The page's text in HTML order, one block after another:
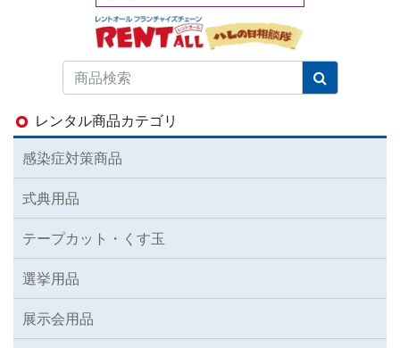
レンタル商品カテゴリ
感染症対策商品
式典用品
テープカット・くす玉
選挙用品
展示会用品